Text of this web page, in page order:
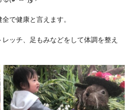
で健康と言えます。
ッチ、足もみなどをして体調を整え